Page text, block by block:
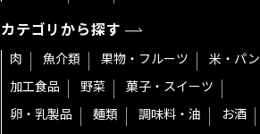
カテゴリから探す
肉 魚介類 果物・フルーツ
米・パン
加工食品
野菜
菓子・スイーツ
卵・乳製品
麺類 調味料・油 お酒